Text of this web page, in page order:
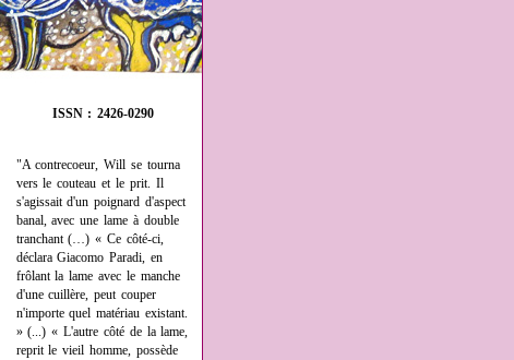
ISSN : 2426-0290
"A contrecoeur, Will se tourna
vers le couteau et le prit. Il
s'agissait d'un poignard d'aspect
banal, avec une lame à double
tranchant (…) « Ce côté-ci,
déclara Giacomo Paradi, en
frôlant la lame avec le manche
d'une cuillère, peut couper
n'importe quel matériau existant.
» (...) « L'autre côté de la lame,
reprit le vieil homme, possède